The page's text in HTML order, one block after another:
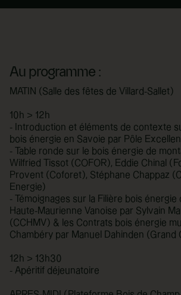
Au programme :
MATIN (Salle des fêtes de Villard-Sallet)
10h > 12h
- Introduction et éléments de contexte
bois énergie en Savoie par Pôle
- Table ronde sur le bois énergie de
Wilfried Tissot (COFOR), Eddie Chinal
Provent (Coforet), Stéphane Chappaz
Energie)
- Témoignages sur la Filière bois énergie
Haute-Maurienne Vanoise par Sylvain
(CCHMV) & les Contrats bois énergie
Chambéry par Manuel Dahinden (Grand
12h > 13h30
- Apéritif déjeunatoire